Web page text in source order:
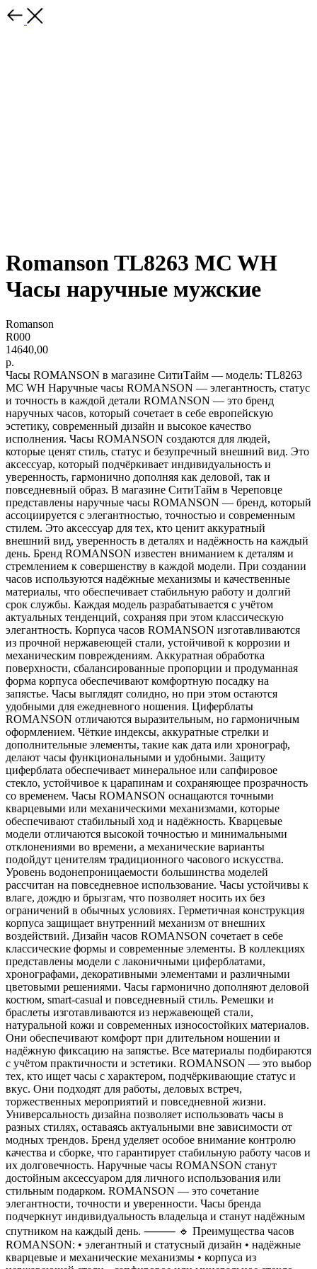
Romanson TL8263 MC WH
Часы наручные мужские
Romanson
R000
14640,00
р.
Часы ROMANSON в магазине СитиТайм — модель: TL8263
MC WH Наручные часы ROMANSON — элегантность, статус
и точность в каждой детали ROMANSON — это бренд
наручных часов, который сочетает в себе европейскую
эстетику, современный дизайн и высокое качество
исполнения. Часы ROMANSON создаются для людей,
которые ценят стиль, статус и безупречный внешний вид. Это
аксессуар, который подчёркивает индивидуальность и
уверенность, гармонично дополняя как деловой, так и
повседневный образ. В магазине СитиТайм в Череповце
представлены наручные часы ROMANSON — бренд, который
ассоциируется с элегантностью, точностью и современным
стилем. Это аксессуар для тех, кто ценит аккуратный
внешний вид, уверенность в деталях и надёжность на каждый
день. Бренд ROMANSON известен вниманием к деталям и
стремлением к совершенству в каждой модели. При создании
часов используются надёжные механизмы и качественные
материалы, что обеспечивает стабильную работу и долгий
срок службы. Каждая модель разрабатывается с учётом
актуальных тенденций, сохраняя при этом классическую
элегантность. Корпуса часов ROMANSON изготавливаются
из прочной нержавеющей стали, устойчивой к коррозии и
механическим повреждениям. Аккуратная обработка
поверхности, сбалансированные пропорции и продуманная
форма корпуса обеспечивают комфортную посадку на
запястье. Часы выглядят солидно, но при этом остаются
удобными для ежедневного ношения. Циферблаты
ROMANSON отличаются выразительным, но гармоничным
оформлением. Чёткие индексы, аккуратные стрелки и
дополнительные элементы, такие как дата или хронограф,
делают часы функциональными и удобными. Защиту
циферблата обеспечивает минеральное или сапфировое
стекло, устойчивое к царапинам и сохраняющее прозрачность
со временем. Часы ROMANSON оснащаются точными
кварцевыми или механическими механизмами, которые
обеспечивают стабильный ход и надёжность. Кварцевые
модели отличаются высокой точностью и минимальными
отклонениями во времени, а механические варианты
подойдут ценителям традиционного часового искусства.
Уровень водонепроницаемости большинства моделей
рассчитан на повседневное использование. Часы устойчивы к
влаге, дождю и брызгам, что позволяет носить их без
ограничений в обычных условиях. Герметичная конструкция
корпуса защищает внутренний механизм от внешних
воздействий. Дизайн часов ROMANSON сочетает в себе
классические формы и современные элементы. В коллекциях
представлены модели с лаконичными циферблатами,
хронографами, декоративными элементами и различными
цветовыми решениями. Часы гармонично дополняют деловой
костюм, smart-casual и повседневный стиль. Ремешки и
браслеты изготавливаются из нержавеющей стали,
натуральной кожи и современных износостойких материалов.
Они обеспечивают комфорт при длительном ношении и
надёжную фиксацию на запястье. Все материалы подбираются
с учётом практичности и эстетики. ROMANSON — это выбор
тех, кто ищет часы с характером, подчёркивающие статус и
вкус. Они подходят для работы, деловых встреч,
торжественных мероприятий и повседневной жизни.
Универсальность дизайна позволяет использовать часы в
разных стилях, оставаясь актуальными вне зависимости от
модных трендов. Бренд уделяет особое внимание контролю
качества и сборке, что гарантирует стабильную работу часов и
их долговечность. Наручные часы ROMANSON станут
достойным аксессуаром для личного использования или
стильным подарком. ROMANSON — это сочетание
элегантности, точности и уверенности. Часы бренда
подчеркнут индивидуальность владельца и станут надёжным
спутником на каждый день. ⸻ 🔹 Преимущества часов
ROMANSON: • элегантный и статусный дизайн • надёжные
кварцевые и механические механизмы • корпуса из